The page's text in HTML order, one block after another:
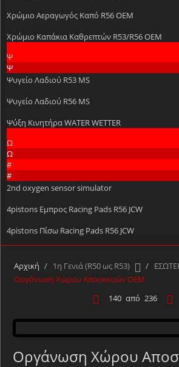
Χρώμιο Αεραγωγός Καπό R56 OEM
Χρώμιο Καπάκια Καθρεπτών R53/R56 OEM
Ψ
Ψ
Ψυγείο Λαδιού R53 MS
Ψυγείο Λαδιού R56 MS
Ψύξη Κινητήρα WATER WETTER
Ω
Ω
#
#
2nd oxygen sensor simulator
4pistons Εμπρος Racing Pads R56 JCW
4pistons Πίσω Racing Pads R56 JCW
Αρχική / 1η Γενιά (R50 ως R53) /
Οργάνωση Χώρου Αποσκευών OEM
140 από 236
Οργάνωση Χώρου